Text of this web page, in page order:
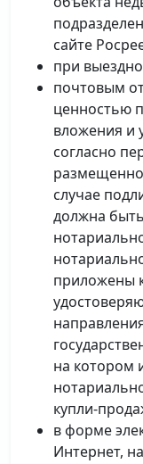
сайте
при
почтовым
ценностью
вложения и
согласно
случае
должна
приложены
на котором
купли-
в форме
Интернет,